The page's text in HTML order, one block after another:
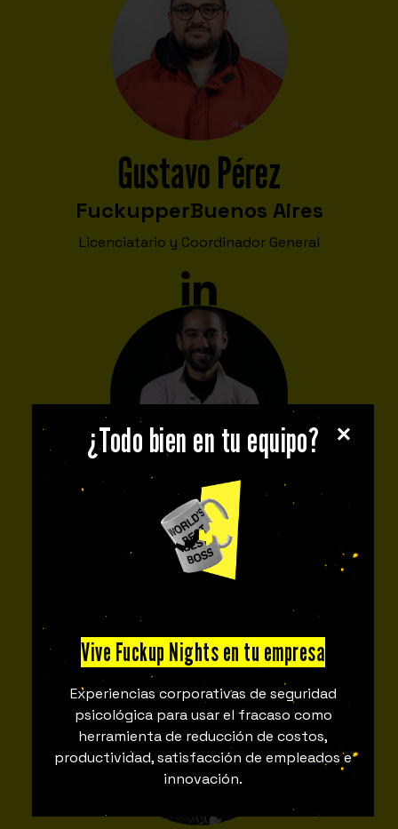
¿Todo bien en tu equipo?
Vive Fuckup Nights en tu empresa
Experiencias corporativas de seguridad
psicológica para usar el fracaso como
herramienta de reducción de costos,
productividad, satisfacción de empleados e
innovación.
Gustavo Pérez
FuckupperBuenos Aires
Licenciatario y Coordinador General
Juan Betancourt
FuckupperBuenos Aires
Producción